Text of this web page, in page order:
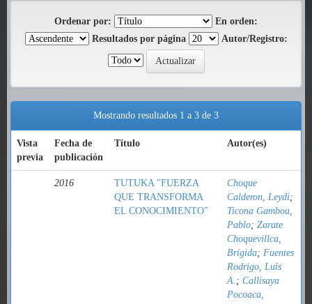
Ordenar por:
En orden:
Resultados por página
Autor/Registro:
Mostrando resultados 1 a 3 de 3
Vista
previa
Fecha de
publicación
Título Autor(es)
2016
TUTUKA "FUERZA
QUE TRANSFORMA
EL CONOCIMIENTO"
Choque
Calderon, Leydi;
Ticona Gamboa,
Pablo; Zarate
Choquevillca,
Brígida; Fuentes
Rodrigo, Luis
A. ; Callisaya
Pocoaca,